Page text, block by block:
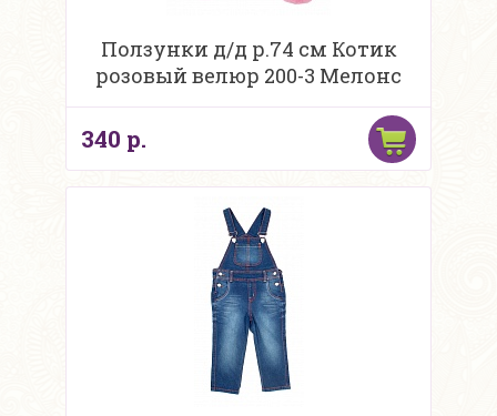
Ползунки д/д р.74 см Котик
розовый велюр 200-3 Мелонс
340 р.